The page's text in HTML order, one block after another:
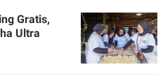
Gratis,
Ultra